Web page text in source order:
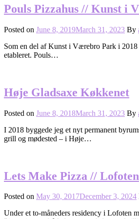
Pouls Pizzahus // Kunst i
Posted on June 8, 2019March 31, 2023 By
Som en del af Kunst i Værebro Park i 2018
etableret. Pouls…
Høje Gladsaxe Køkkenet
Posted on June 8, 2018March 31, 2023 By
I 2018 byggede jeg et nyt permanent
grill og mødested – i Høje…
Lets Make Pizza // Lofoten
Posted on May 30, 2017December 3, 2024
Under et to-måneders residency i Lofoten